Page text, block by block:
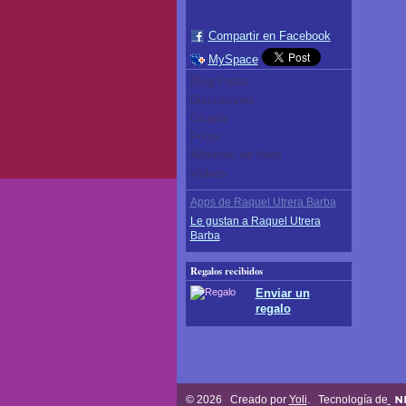
Compartir en Facebook
MySpace
Blog Posts
Discusiones
Grupos
Fotos
Álbumes de fotos
Vídeos
Apps de Raquel Utrera Barba
Le gustan a Raquel Utrera
Barba
Regalos recibidos
Enviar un
regalo
© 2026 Creado por Yoli . Tecnología de